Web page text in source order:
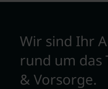
Wir sind Ihr
rund um das
& Vorsorge.